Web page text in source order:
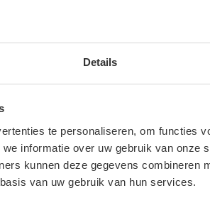
Details
te personaliseren, om functies
informatie over uw gebruik van onze
kunnen deze gegevens combineren
van uw gebruik van hun services.